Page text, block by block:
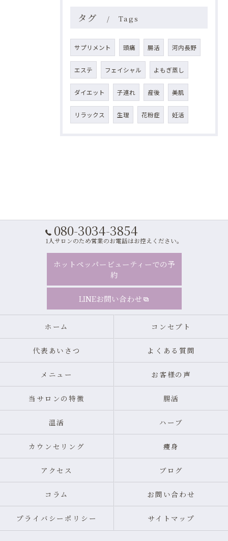
タグ Tags
サプリメント 頭痛 腸活 河内長野
エステ フェイシャル よもぎ蒸し
ダイエット 子連れ 産後 美肌
リラックス 生理 花粉症 妊活
080-3034-3854
1人サロンのため営業のお電話はお控えください。
ホットペッパービューティーでの予
約
LINEお問い合わせ
ホーム コンセプト
代表あいさつ よくある質問
メニュー お客様の声
当サロンの特徴 腸活
温活 ハーブ
カウンセリング 痩身
アクセス ブログ
コラム お問い合わせ
プライバシーポリシー サイトマップ